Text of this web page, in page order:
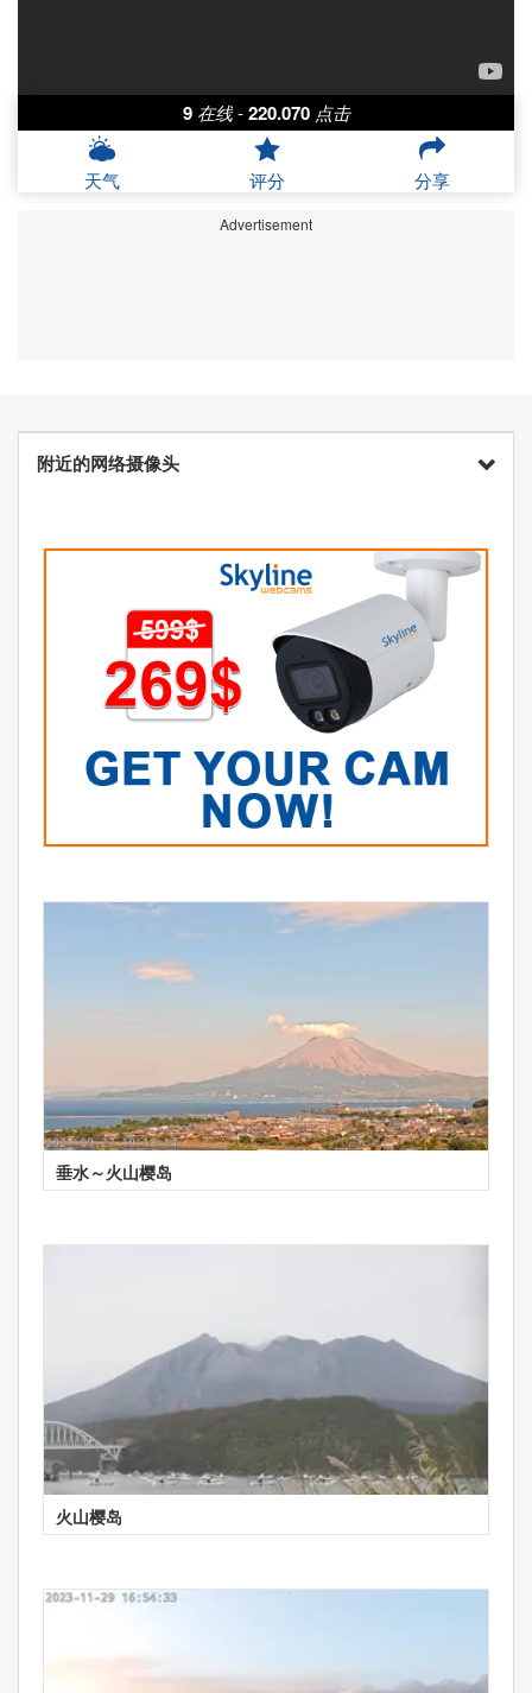
9 在线 - 220.070 点击
天气 评分 分享
Advertisement
附近的网络摄像头
垂水～火山樱岛
火山樱岛